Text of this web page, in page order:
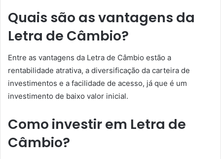
Quais são as vantagens da
Letra de Câmbio?
Entre as vantagens da Letra de Câmbio estão a
rentabilidade atrativa, a diversificação da carteira de
investimentos e a facilidade de acesso, já que é um
investimento de baixo valor inicial.
Como investir em Letra de
Câmbio?